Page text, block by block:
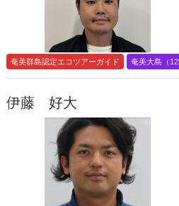
奄美群島認定エコツアーガイド 奄美大島（
伊藤 好大